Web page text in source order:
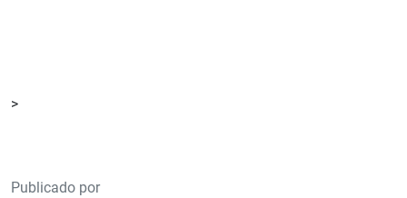
>
Publicado por